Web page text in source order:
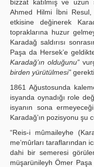
bizzat katılmış ve
Ahmed Hilmi İbni Resul,
etkisine değinerek
topraklarına huzur
Karadağ saldırısı
Paşa da Hersek’e
Karadağ’ın olduğunu”
birden yürütülmesi”
1861 Ağustosunda
isyanda oynadığı role
isyanın sona
Karadağ’ın pozisyonu şu
“Reis-i mûmaileyhe
me’mûrları taraflarından
dahi bir semeresi
müşarünileyh Ömer